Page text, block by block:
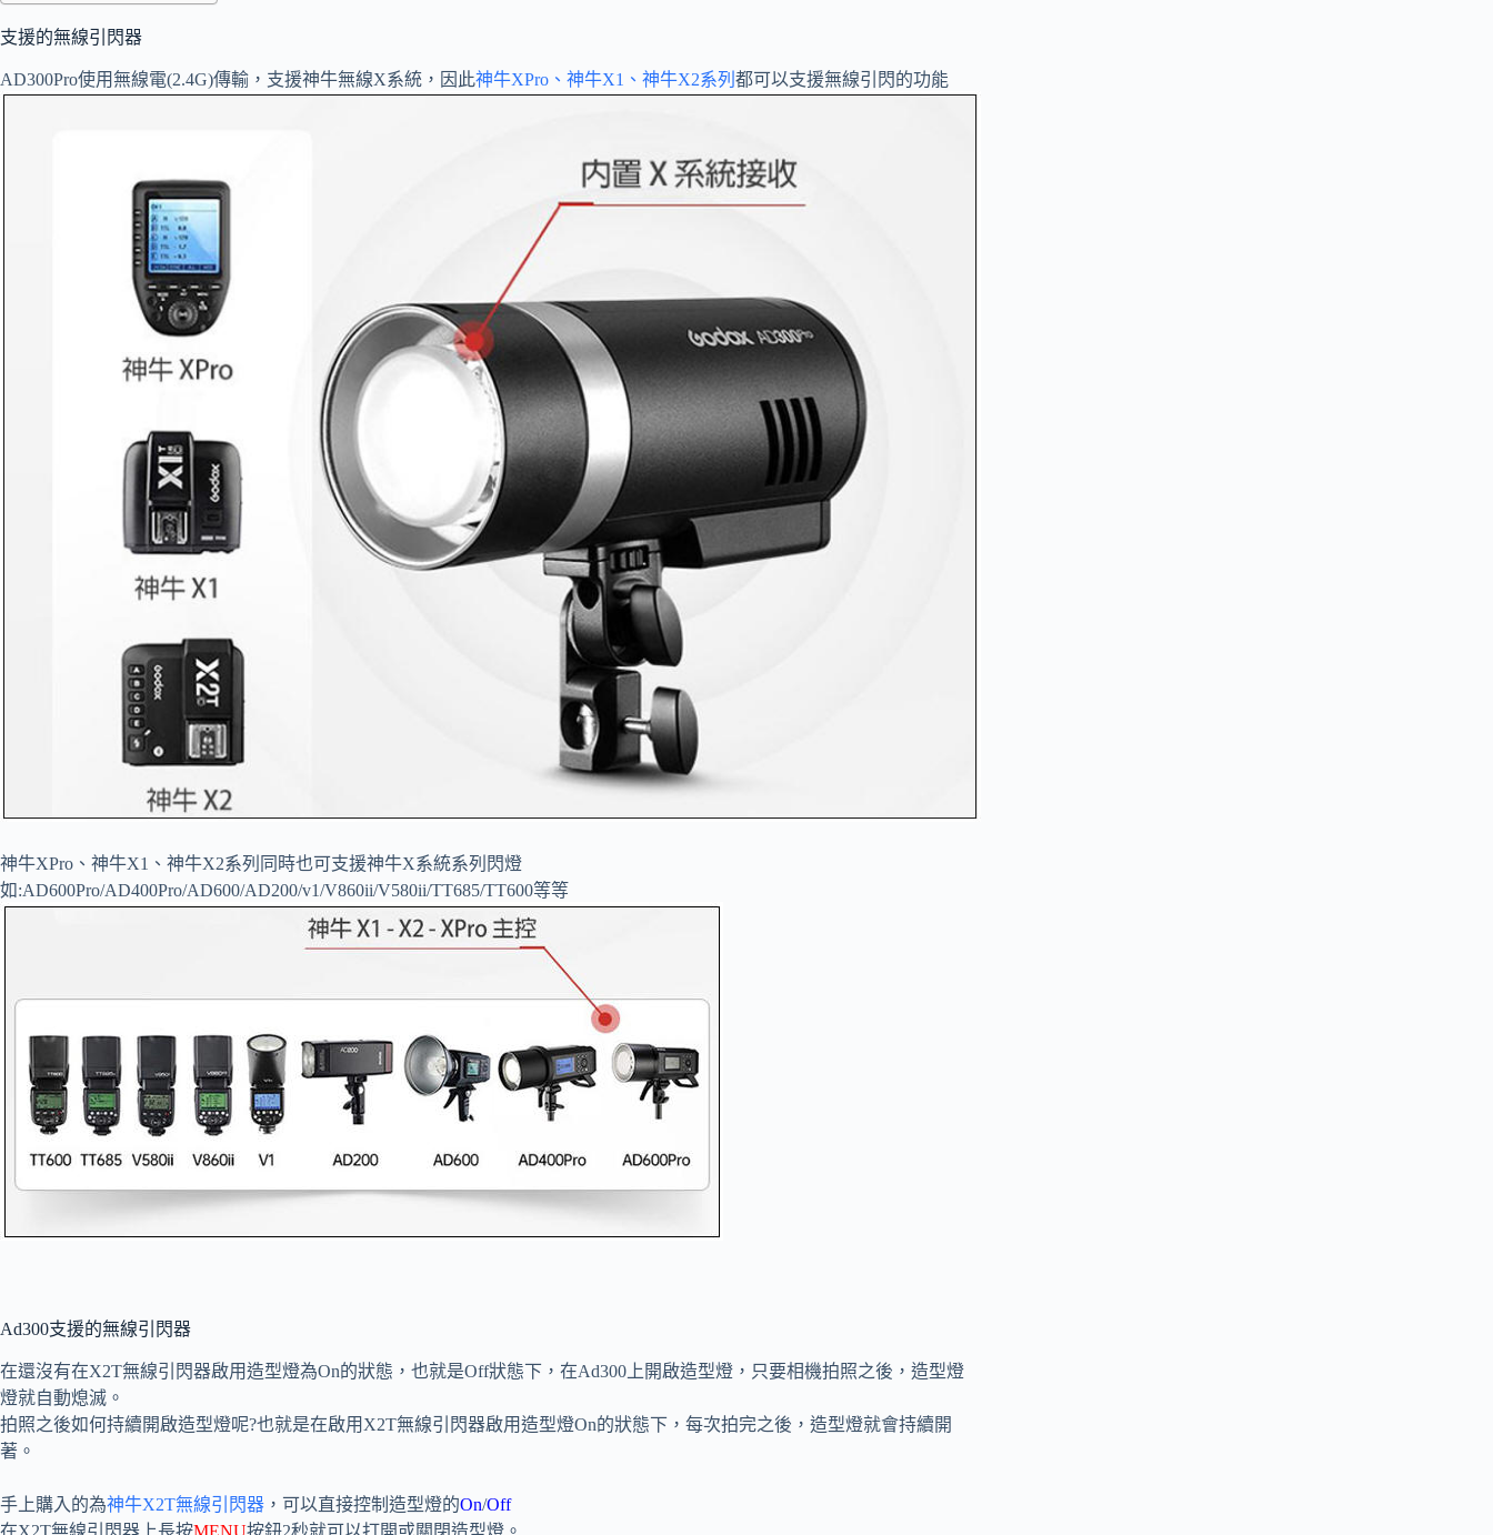
支援的無線引閃器
AD300Pro使用無線電(2.4G)傳輸，支援神牛無線X系統，因此神牛XPro、神牛X1、神牛X2系列 都可以支援無線引閃的功能
神牛XPro、神牛X1、神牛X2系列同時也可支援神牛X系統系列閃燈
如:AD600Pro/AD400Pro/AD600/AD200/v1/V860ii/V580ii/TT685/TT600等等
Ad300支援的無線引閃器
在還沒有在X2T無線引閃器啟用造型燈為On的狀態，也就是Off狀態下，在Ad300上開啟造型燈，只要相機拍照之後，造型燈
燈就自動熄滅。
拍照之後如何持續開啟造型燈呢?也就是在啟用X2T無線引閃器啟用造型燈On的狀態下，每次拍完之後，造型燈就會持續開
著。
手上購入的為神牛X2T無線引閃器 ，可以直接控制造型燈的On/Off